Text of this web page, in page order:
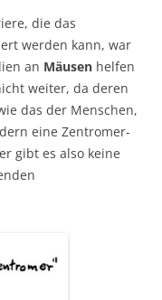
die das
werden kann, war
an Mäusen helfen
weiter, da deren
das der Menschen,
eine Zentromer-
gibt es also keine